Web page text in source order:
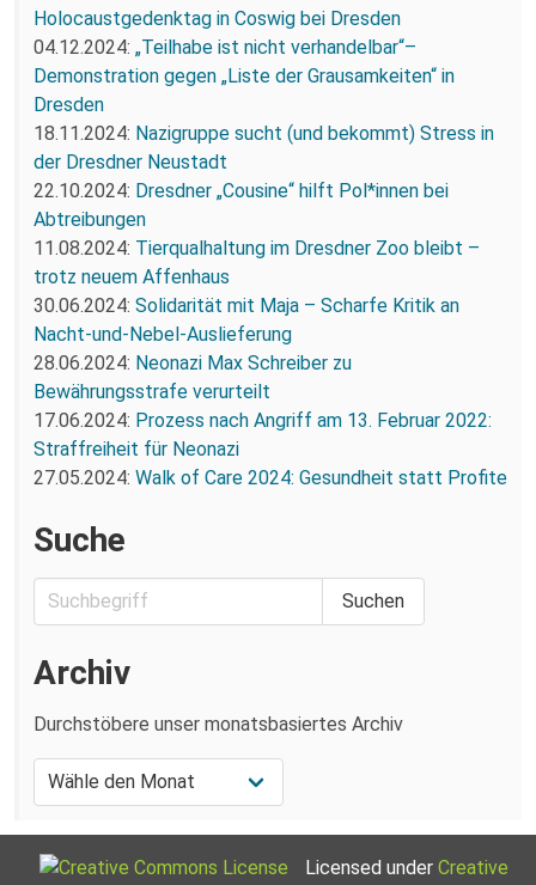
Holocaustgedenktag in Coswig bei Dresden
04.12.2024: „Teilhabe ist nicht verhandelbar“–
Demonstration gegen „Liste der Grausamkeiten“ in
Dresden
18.11.2024: Nazigruppe sucht (und bekommt) Stress in
der Dresdner Neustadt
22.10.2024: Dresdner „Cousine“ hilft Pol*innen bei
Abtreibungen
11.08.2024: Tierqualhaltung im Dresdner Zoo bleibt –
trotz neuem Affenhaus
30.06.2024: Solidarität mit Maja – Scharfe Kritik an
Nacht-und-Nebel-Auslieferung
28.06.2024: Neonazi Max Schreiber zu
Bewährungsstrafe verurteilt
17.06.2024: Prozess nach Angriff am 13. Februar 2022:
Straffreiheit für Neonazi
27.05.2024: Walk of Care 2024: Gesundheit statt Profite
Suche
Archiv
Durchstöbere unser monatsbasiertes Archiv
Licensed under Creative